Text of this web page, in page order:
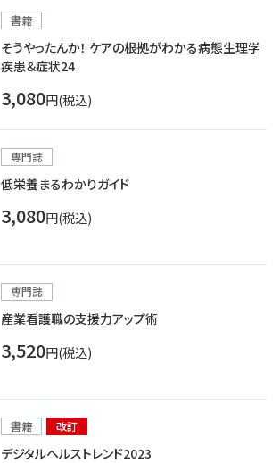
書籍
そうやったんか！ ケアの根拠がわかる病態生理学
疾患＆症状24
3,080円(税込)
専門誌
低栄養まるわかりガイド
3,080円(税込)
専門誌
産業看護職の支援力アップ術
3,520円(税込)
書籍 改訂
デジタルヘルストレンド2023